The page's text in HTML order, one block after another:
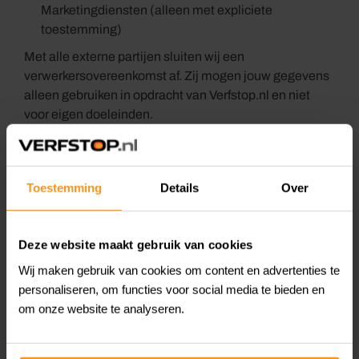
Toestemming Details Over
Deze website maakt gebruik van cookies
Wij maken gebruik van cookies om content en advertenties te
personaliseren, om functies voor social media te bieden en
om onze website te analyseren.
Marketingdiensten (alleen met expliciete
toestemming)
Met alle externe partijen sluiten wij een
verwerkersovereenkomst af. Zij mogen jouw gegevens
alleen gebruiken in opdracht van Verfstop.nl en niet
voor eigen doeleinden.
geplaatst om de website goed te laten functioneren,
toestemming) gepersonaliseerde content te tonen.
Wij gebruiken o.a.:
basisfunctionaliteiten